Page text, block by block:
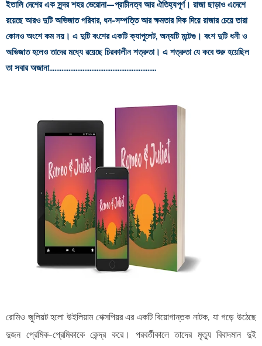
ইতালি দেশের এক সুন্দর শহর ভেরোনা—প্রাচীনত্ব আর ঐতিহ্যপূর্ণ। রাজা ছাড়াও এদেশে
রয়েছে আরও দুটি অভিজাত পরিবার, ধন-সম্পত্তি আর ক্ষমতার দিক দিয়ে রাজার চেয়ে তারা
কোনও অংশে কম নয়। এ দুটি বংশের একটি ক্যাপুলেট, অন্যটি মন্টেগু। বংশ দুটি ধনী ও
অভিজাত হলেও তাদের মধ্যে রয়েছে চিরকালীন শত্রুতা। এ শত্রুতা যে কবে শুরু হয়েছিল
তা সবার অজানা.............................................................
রোমিও জুলিয়ট হলো উইলিয়াম শেক্সপিয়র এর একটিবিয়োগান্তক নাটক, যা গড়ে উঠেছে
দুজন প্রেমিক-প্রেমিকাকে কেন্দ্র করে। পরবর্তীকালে তাদের মৃত্যু বিবাদমান দুই